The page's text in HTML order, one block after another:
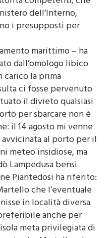
dell’Interno,
i presupposti per
marittimo – ha
dall’omologo libico
la prima
ci fosse pervenuto
il divieto qualsiasi
per sbarcare non è
il 14 agosto mi venne
al porto per il
meteo insidiose, ma
Lampedusa bensì
Piantedosi ha riferito:
che l’eventuale
in località diversa
anche per
meta privilegiata di